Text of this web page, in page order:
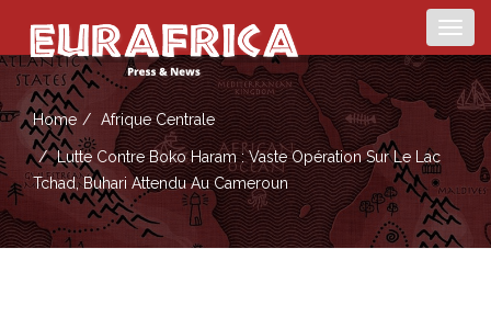
Home Afrique Centrale
Lutte Contre Boko Haram : Vaste Opération Sur Le Lac
Tchad, Buhari Attendu Au Cameroun